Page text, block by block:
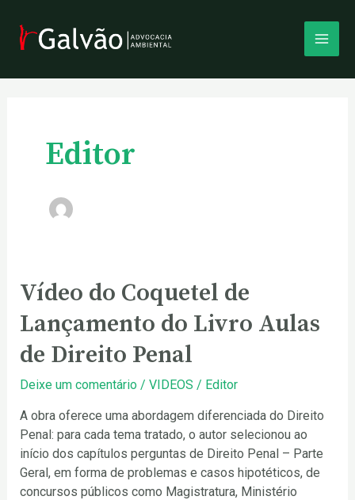
para
Editor
Vídeo do Coquetel de
Lançamento do Livro Aulas
de Direito Penal
Deixe um comentário / VIDEOS / Editor
A obra oferece uma abordagem diferenciada do Direito
Penal: para cada tema tratado, o autor selecionou ao
início dos capítulos perguntas de Direito Penal – Parte
Geral, em forma de problemas e casos hipotéticos, de
concursos públicos como Magistratura, Ministério
Vídeo
do
Coquetel
de
Lançamento
do
Aulas
de
Direito
Penal